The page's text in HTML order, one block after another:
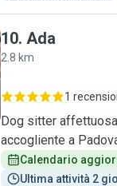
10. Ada
2.8 km
1
Dog sitter
accogliente a
Calendario
Ultima attività 2